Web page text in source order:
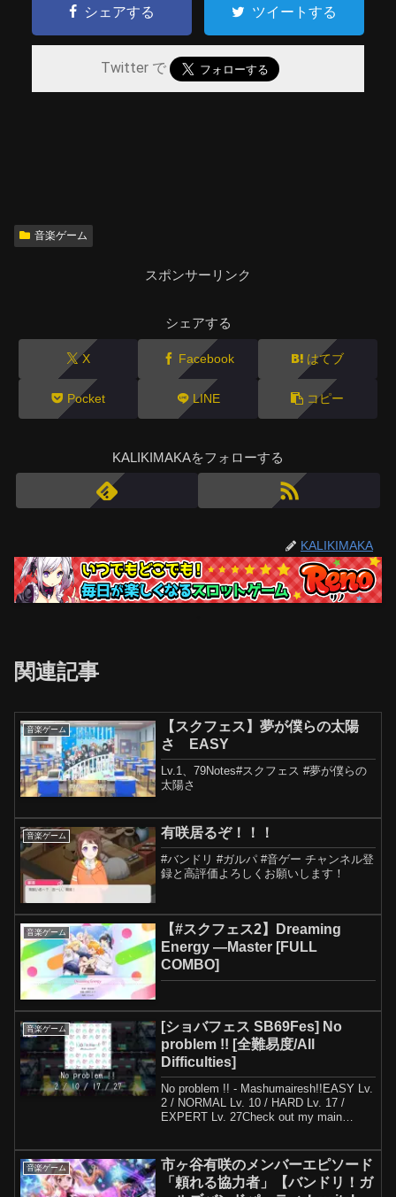
シェアする ツイートする
Twitter で
音楽ゲーム
スポンサーリンク
シェアする
X Facebook はてブ
Pocket LINE コピー
KALIKIMAKAをフォローする
KALIKIMAKA
関連記事
音楽ゲーム
【スクフェス】夢が僕らの太陽
さ EASY
Lv.1、79Notes#スクフェス #夢が僕らの
太陽さ
音楽ゲーム 有咲居るぞ！！！
#バンドリ #ガルパ #音ゲー チャンネル登
録と高評価よろしくお願いします！
音楽ゲーム
【#スクフェス2】Dreaming
Energy —Master [FULL
COMBO]
音楽ゲーム
[ショバフェス SB69Fes] No
problem !! [全難易度/All
Difficulties]
No problem !! - Mashumairesh!!EASY Lv.
2 / NORMAL Lv. 10 / HARD Lv. 17 /
EXPERT Lv. 27Check out my main
音楽ゲーム
市ヶ谷有咲のメンバーエピソード
「頼れる協力者」【バンドリ！ガ